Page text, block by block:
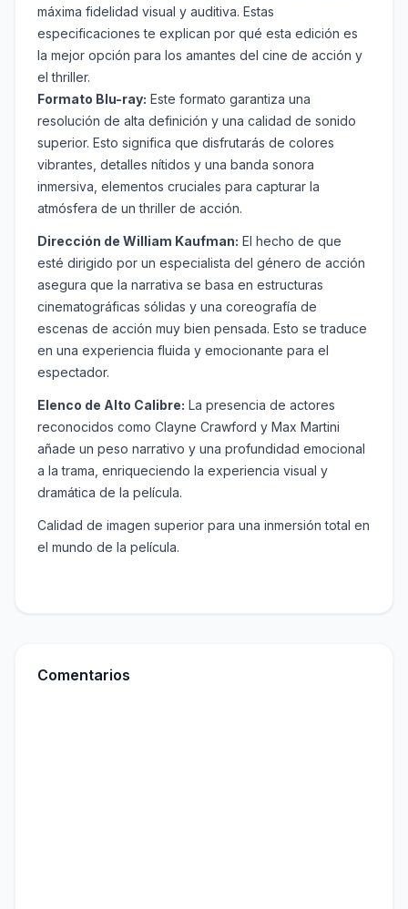
máxima fidelidad visual y auditiva. Estas
especificaciones te explican por qué esta edición es
la mejor opción para los amantes del cine de acción y
el thriller.
Formato Blu-ray: Este formato garantiza una
resolución de alta definición y una calidad de sonido
superior. Esto significa que disfrutarás de colores
vibrantes, detalles nítidos y una banda sonora
inmersiva, elementos cruciales para capturar la
atmósfera de un thriller de acción.
Dirección de William Kaufman: El hecho de que
esté dirigido por un especialista del género de acción
asegura que la narrativa se basa en estructuras
cinematográficas sólidas y una coreografía de
escenas de acción muy bien pensada. Esto se traduce
en una experiencia fluida y emocionante para el
espectador.
Elenco de Alto Calibre: La presencia de actores
reconocidos como Clayne Crawford y Max Martini
añade un peso narrativo y una profundidad emocional
a la trama, enriqueciendo la experiencia visual y
dramática de la película.
Calidad de imagen superior para una inmersión total en
el mundo de la película.
Comentarios